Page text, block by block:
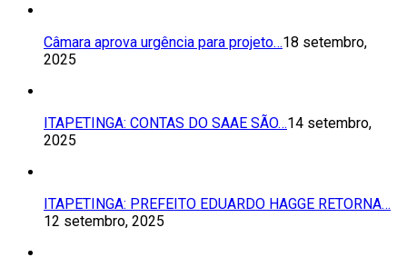
Câmara aprova urgência para projeto…18 setembro,
2025
ITAPETINGA: CONTAS DO SAAE SÃO…14 setembro,
2025
ITAPETINGA: PREFEITO EDUARDO HAGGE RETORNA…
12 setembro, 2025